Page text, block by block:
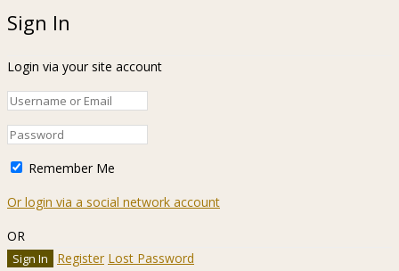
Sign In
Login via your site account
Remember Me
Or login via a social network account
OR
Register Lost Password